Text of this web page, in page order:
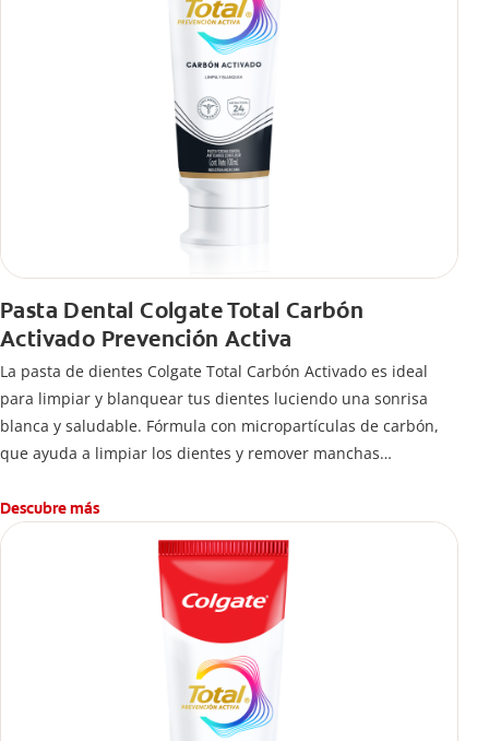
Pasta Dental Colgate Total Carbón
Activado Prevención Activa
La pasta de dientes Colgate Total Carbón Activado es ideal
para limpiar y blanquear tus dientes luciendo una sonrisa
blanca y saludable. Fórmula con micropartículas de carbón,
que ayuda a limpiar los dientes y remover manchas
¿Qué hace el carbón activado en una pasta dental y por qué
se usa para ayudar a remover manchas superficiales?
También encontrarás cómo incluirla en tu rutina, en casa o de
viaje, con tips de cepillado para una sonrisa sana.
Descubre más